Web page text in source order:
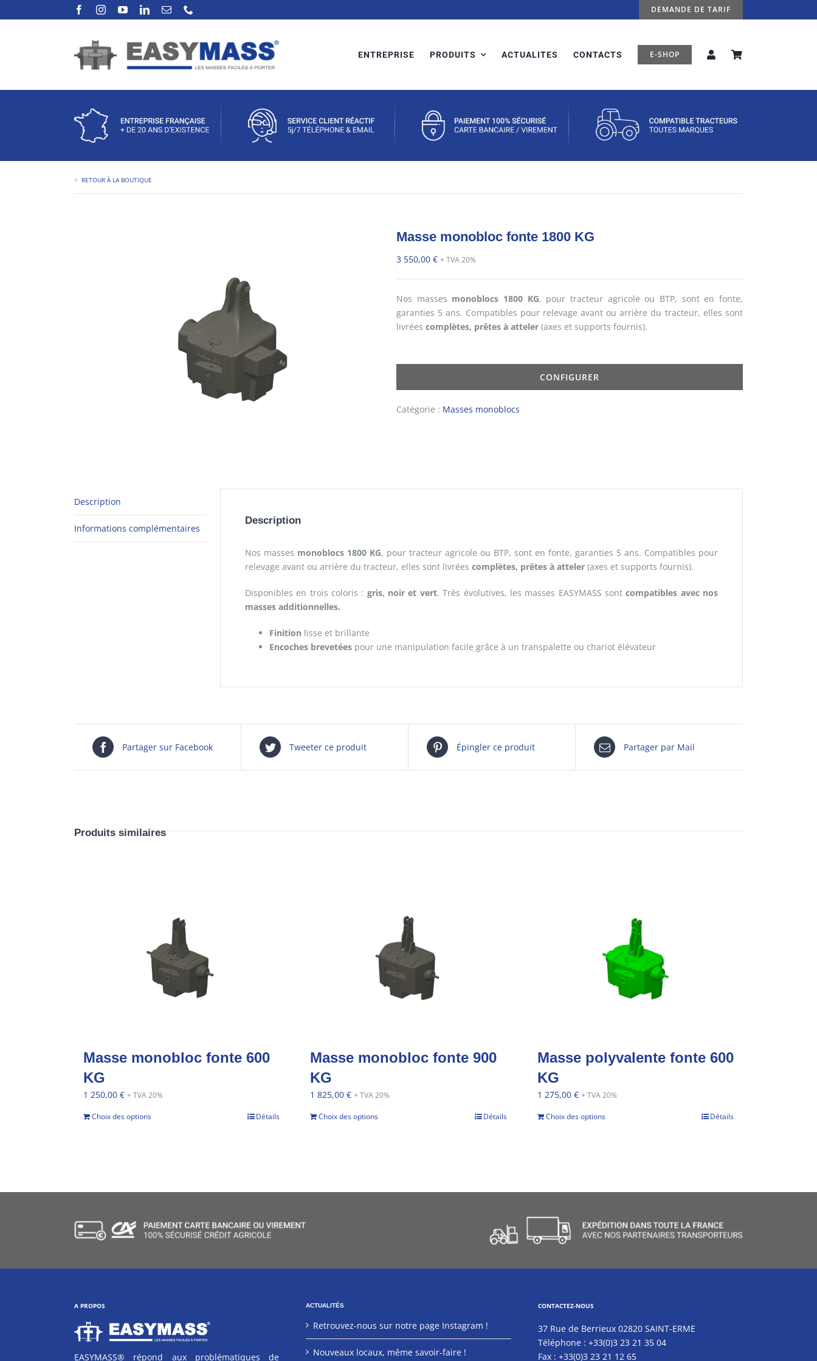
au
DEMANDE DE TARIF
ENTREPRISE PRODUITS ACTUALITES CONTACTS E-SHOP
< RETOUR À LA BOUTIQUE
Masse monobloc fonte 1800 KG
3 550,00 € + TVA 20%
Nos masses monoblocs 1800 KG, pour tracteur agricole ou BTP, sont en fonte,
garanties 5 ans. Compatibles pour relevage avant ou arrière du tracteur, elles sont
livrées complètes, prêtes à atteler (axes et supports fournis).
CONFIGURER
Catégorie : Masses monoblocs
Description
Informations complémentaires
Description
Nos masses monoblocs 1800 KG, pour tracteur agricole ou BTP, sont en fonte, garanties 5 ans. Compatibles pour
relevage avant ou arrière du tracteur, elles sont livrées complètes, prêtes à atteler (axes et supports fournis).
Disponibles en trois coloris : gris, noir et vert. Très évolutives, les masses EASYMASS sontcompatibles avec nos
masses additionnelles.
Finition lisse et brillante
Encoches brevetées pour une manipulation facile grâce à un transpalette ou chariot élévateur
Partager sur Facebook Tweeter ce produit Épingler ce produit Partager par Mail
Produits similaires
Masse monobloc fonte 600
KG
1 250,00 € + TVA 20%
Choix des options Détails
Masse monobloc fonte 900
KG
1 825,00€ + TVA 20%
Choix des options Détails
Masse polyvalente fonte 600
KG
1 275,00 € + TVA 20%
Choix des options Détails
A PROPOS
EASYMASS® répond aux problématiques de
ACTUALITÉS
Retrouvez-nous sur notre page Instagram !
Nouveaux locaux, même savoir-faire !
CONTACTEZ-NOUS
37 Rue de Berrieux 02820 SAINT-ERME
Téléphone : +33(0)3 23 21 35 04
Fax : +33(0)3 23 21 12 65